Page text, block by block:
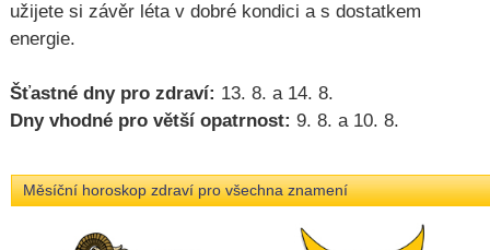
užijete si závěr léta v dobré kondici a s dostatkem
energie.
Šťastné dny pro zdraví: 13. 8. a 14. 8.
Dny vhodné pro větší opatrnost: 9. 8. a 10. 8.
Měsíční horoskop zdraví pro všechna znamení